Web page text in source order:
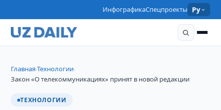
ИнфографикаСпецпроекты Ру
Главная›Технологии›
Закон «О телекоммуникациях» принят в новой редакции
ТЕХНОЛОГИИ